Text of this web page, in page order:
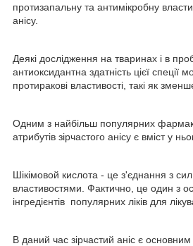
протизапальну та антимікробну
анісу.
Деякі дослідження на тваринах і в
антиоксидантна здатність цієї спеції
протиракові властивості, такі як
Одним з найбільш популярних
атрибутів зірчастого анісу є вміст у
Шікімовой кислота - це з'єднання з
властивостями. Фактично, це один з
інгредієнтів популярних ліків для
В даний час зірчастий аніс є